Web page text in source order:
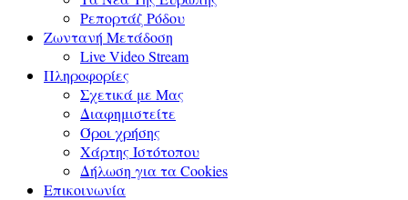
Ρεπορτάζ Ρόδου
Ζωντανή Μετάδοση
Live Video Stream
Πληροφορίες
Σχετικά με Μας
Διαφημιστείτε
Όροι χρήσης
Χάρτης Ιστότοπου
Δήλωση για τα Cookies
Επικοινωνία